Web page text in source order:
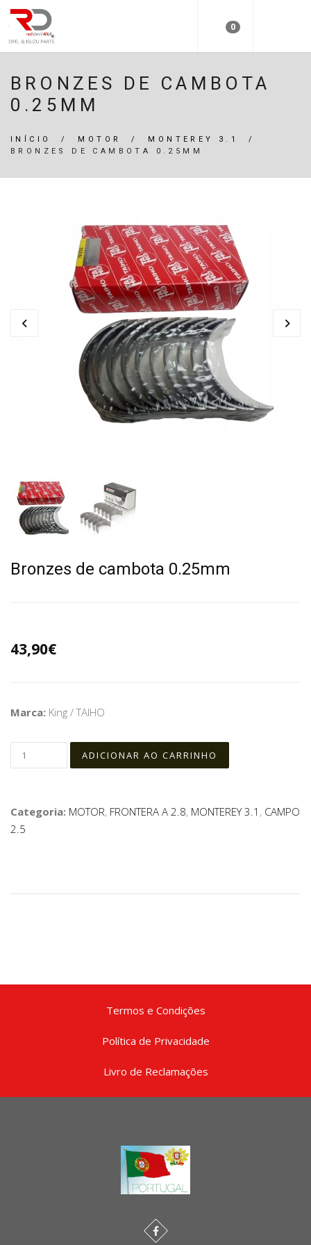
0
BRONZES DE CAMBOTA
0.25MM
INÍCIO / MOTOR / MONTEREY 3.1
/
BRONZES DE CAMBOTA 0.25MM
Bronzes de cambota 0.25mm
43,90€
Marca: King / TAIHO
Categoria: MOTOR, FRONTERA A 2.8, MONTEREY 3.1 , CAMPO
2.5
Termos e Condições
Política de Privacidade
Livro de Reclamações